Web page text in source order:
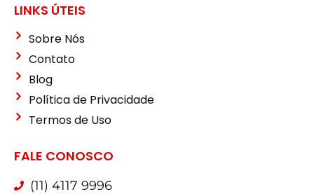
LINKS ÚTEIS
Sobre Nós
Contato
Blog
Política de Privacidade
Termos de Uso
FALE CONOSCO
(11) 4117 9996